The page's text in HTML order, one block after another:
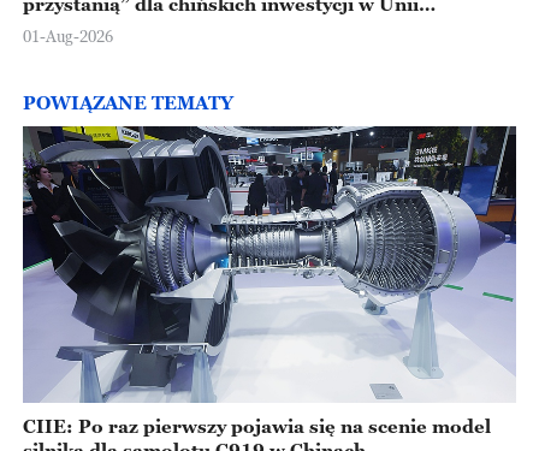
Europejskiej
01-Aug-2026
POWIĄZANE TEMATY
CIIE: Po raz pierwszy pojawia się na scenie model